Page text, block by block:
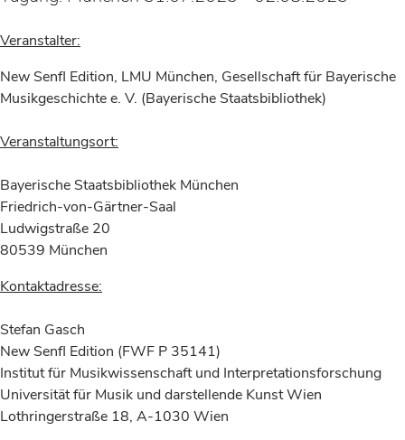
Veranstalter:
New Senfl Edition, LMU München, Gesellschaft für Bayerische
Musikgeschichte e. V. (Bayerische Staatsbibliothek)
Veranstaltungsort:
Bayerische Staatsbibliothek München
Friedrich-von-Gärtner-Saal
Ludwigstraße 20
80539 München
Kontaktadresse:
Stefan Gasch
New Senfl Edition (FWF P 35141)
Institut für Musikwissenschaft und Interpretationsforschung
Universität für Musik und darstellende Kunst Wien
Lothringerstraße 18, A-1030 Wien